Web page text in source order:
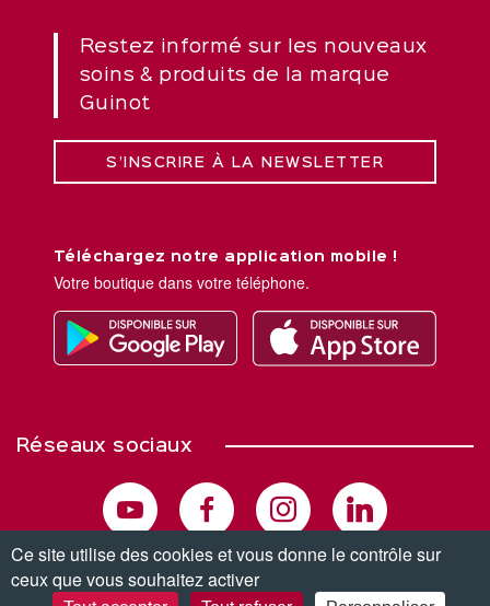
Restez informé sur les nouveaux
soins & produits de la marque
Guinot
S’INSCRIRE À LA NEWSLETTER
Téléchargez notre application mobile !
Votre boutique dans votre téléphone.
Réseaux sociaux
© Copyright 2026. Tous droits réservés.
Ce site utilise des cookies et vous donne le contrôle sur
ceux que vous souhaitez activer